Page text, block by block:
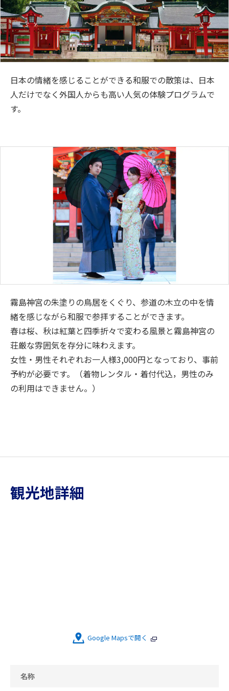
日本の情緒を感じることができる和服での散策は、日本
人だけでなく外国人からも高い人気の体験プログラムで
す。
霧島神宮の朱塗りの鳥居をくぐり、参道の木立の中を情
緒を感じながら和服で参拝することができます。
春は桜、秋は紅葉と四季折々で変わる風景と霧島神宮の
荘厳な雰囲気を存分に味わえます。
女性・男性それぞれお一人様3,000円となっており、事前
予約が必要です。（着物レンタル・着付代込，男性のみ
の利用はできません。）
観光地詳細
Google Mapsで開く
名称